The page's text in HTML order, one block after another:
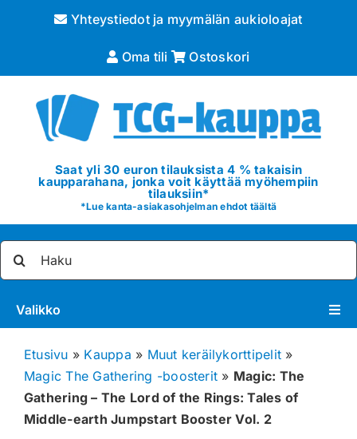
Yhteystiedot ja myymälän aukioloajat
Oma tili Ostoskori
Saat yli 30 euron tilauksista 4 % takaisin
kaupparahana, jonka voit käyttää myöhempiin
tilauksiin*
*Lue kanta-asiakasohjelman ehdot täältä
Valikko
Pokémon
Muut keräilykortit
Tarvikkeet
Etusivu » Kauppa » Muut keräilykorttipelit »
Magic The Gathering -boosterit » Magic: The
Gathering – The Lord of the Rings: Tales of
Middle-earth Jumpstart Booster Vol. 2